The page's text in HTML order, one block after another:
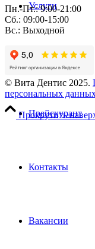
Услуги
Пациентам
Прейскурант
Контакты
Вакансии
Пн.-Пт.: 9:00-21:00
Сб.: 09:00-15:00
Вс.: Выходной
© Вита Дентис 2025.
персональных
Прокрутить